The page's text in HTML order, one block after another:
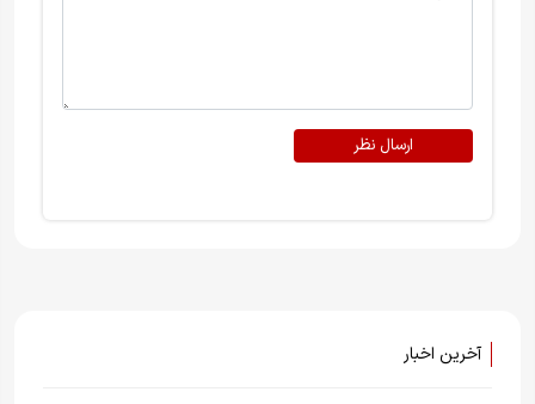
ارسال نظر
آخرین اخبار